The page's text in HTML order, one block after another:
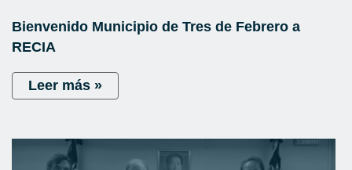
Bienvenido Municipio de Tres de Febrero a
RECIA
Leer más »